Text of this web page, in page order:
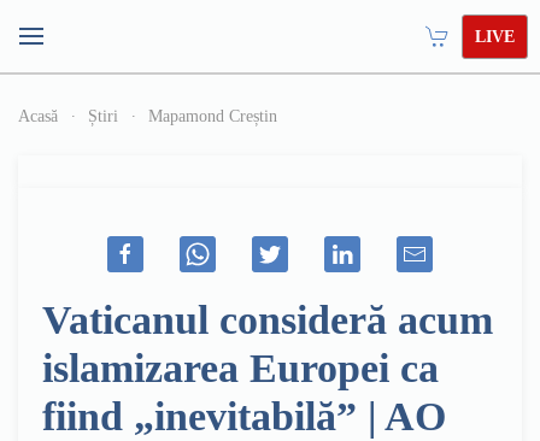
LIVE
Acasă Știri Mapamond Creștin
Vaticanul consideră acum
islamizarea Europei ca
fiind „inevitabilă” | AO